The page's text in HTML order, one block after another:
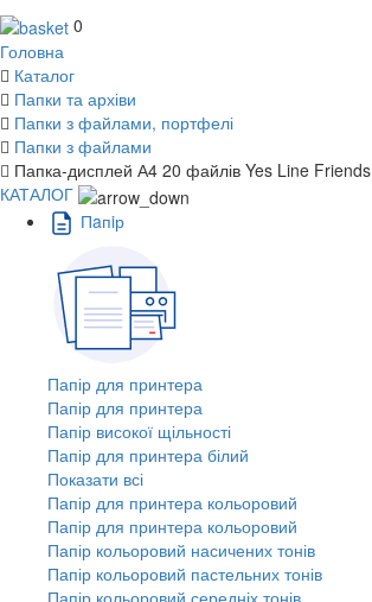
0
Головна
Каталог
Папки та архіви
Папки з файлами, портфелі
Папки з файлами
Папка-дисплей А4 20 файлів Yes Line Friends
КАТАЛОГ
Пaпiр
Папір для принтера
Папір для принтера
Папір високої щільності
Папір для принтера білий
Показати всі
Папір для принтера кольоровий
Папір для принтера кольоровий
Папір кольоровий насичених тонів
Папір кольоровий пастельних тонів
Папір кольоровий середніх тонів